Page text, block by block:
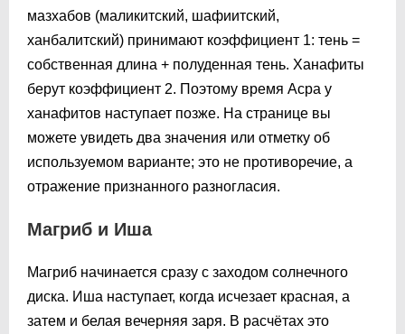
мазхабов (маликитский, шафиитский,
ханбалитский) принимают коэффициент 1: тень =
собственная длина + полуденная тень. Ханафиты
берут коэффициент 2. Поэтому время Асра у
ханафитов наступает позже. На странице вы
можете увидеть два значения или отметку об
используемом варианте; это не противоречие, а
отражение признанного разногласия.
Магриб и Иша
Магриб начинается сразу с заходом солнечного
диска. Иша наступает, когда исчезает красная, а
затем и белая вечерняя заря. В расчётах это